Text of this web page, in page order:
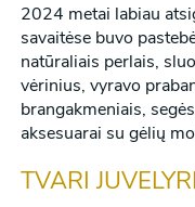
2024 metai labiau
savaitėse buvo
natūraliais perlais,
vėrinius, vyravo
brangakmeniais,
aksesuarai su gėlių
TVARI